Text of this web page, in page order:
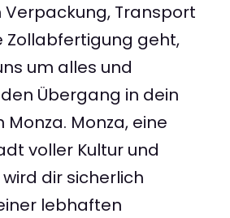
Verpackung, Transport
Zollabfertigung geht,
um alles und
Übergang in dein
Monza. Monza, eine
voller Kultur und
dir sicherlich
lebhaften